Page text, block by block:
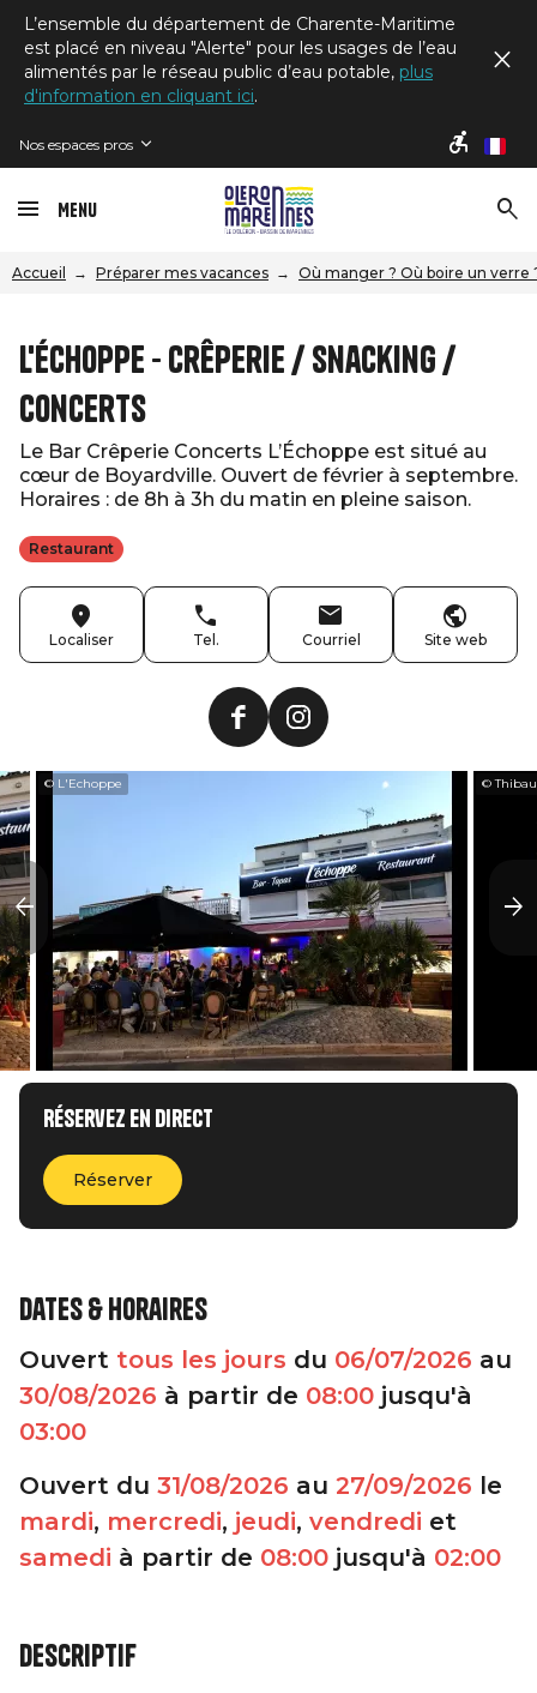
L’ensemble du département de Charente-Maritime
est placé en niveau "Alerte" pour les usages de l’eau
alimentés par le réseau public d’eau potable, plus
d'information en cliquant ici.
Nos espaces pros fr
Menu
Accueil Préparer mes vacances Où manger ? Où boire un verre
L'échoppe - Crêperie / Snacking /
Concerts
Le Bar Crêperie Concerts L’Échoppe est situé au
cœur de Boyardville. Ouvert de février à septembre.
Horaires : de 8h à 3h du matin en pleine saison.
Restaurant
Localiser Tel. Courriel Site web
© L'Echoppe ©
Réservez en direct
Réserver
Dates & horaires
Ouvert tous les jours du 06/07/2026 au
30/08/2026 à partir de 08:00 jusqu'à
03:00
Ouvert du 31/08/2026 au 27/09/2026 le
mardi, mercredi, jeudi, vendredi et
samedi à partir de 08:00 jusqu'à 02:00
Descriptif